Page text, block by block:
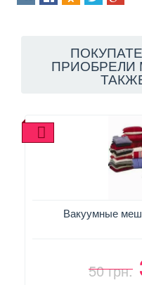
ПРИОБРЕЛИ
Вакуумные
50 грн.